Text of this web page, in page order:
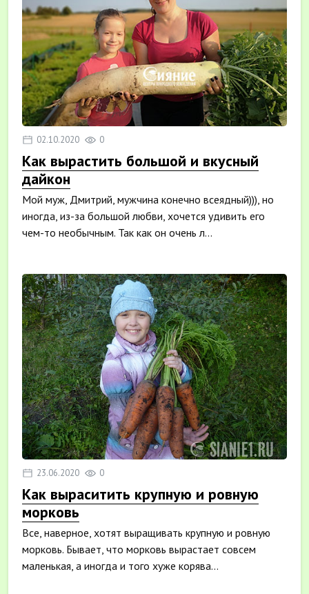
02.10.2020 0
Как вырастить большой и вкусный
дайкон
Мой муж, Дмитрий, мужчина конечно всеядный))), но
иногда, из-за большой любви, хочется удивить его
чем-то необычным. Так как он очень л...
23.06.2020 0
Как выраситить крупную и ровную
морковь
Все, наверное, хотят выращивать крупную и ровную
морковь. Бывает, что морковь вырастает совсем
маленькая, а иногда и того хуже корява...